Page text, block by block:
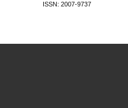
ISSN: 2007-9737